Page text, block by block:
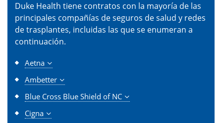
Duke Health tiene contratos con la mayoría de las
principales compañías de seguros de salud y redes
de trasplantes, incluidas las que se enumeran a
continuación.
Aetna
Ambetter
Blue Cross Blue Shield of NC
Cigna